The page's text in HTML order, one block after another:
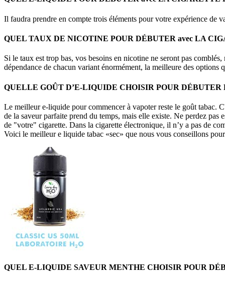
Il faudra prendre en compte trois éléments pour votre expérience
QUEL TAUX DE NICOTINE POUR DÉBUTER avec LA
Si le taux est trop bas, vos besoins en nicotine ne seront pas
dépendance de chacun variant énormément, la meilleure des options
QUELLE GOÛT D’E-LIQUIDE CHOISIR POUR
Le meilleur e-liquide pour commencer à vapoter reste le goût tabac.
de la saveur parfaite prend du temps, mais elle existe. Ne perdez
de "votre" cigarette. Dans la cigarette électronique, il n’y a pas de
Voici le meilleur e liquide tabac «sec» que nous vous conseillons
QUEL E-LIQUIDE SAVEUR MENTHE CHOISIR POUR